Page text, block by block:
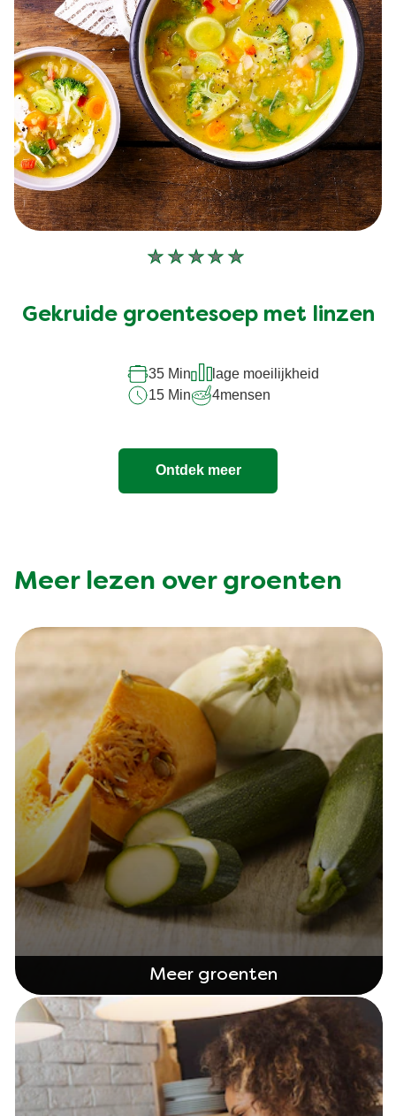
Geen
ingediend
recipe
Gekruide groentesoep met linzen
35 Min
lage moeilijkheid
15 Min
4mensen
Ontdek meer
Meer lezen over groenten
Meer groenten